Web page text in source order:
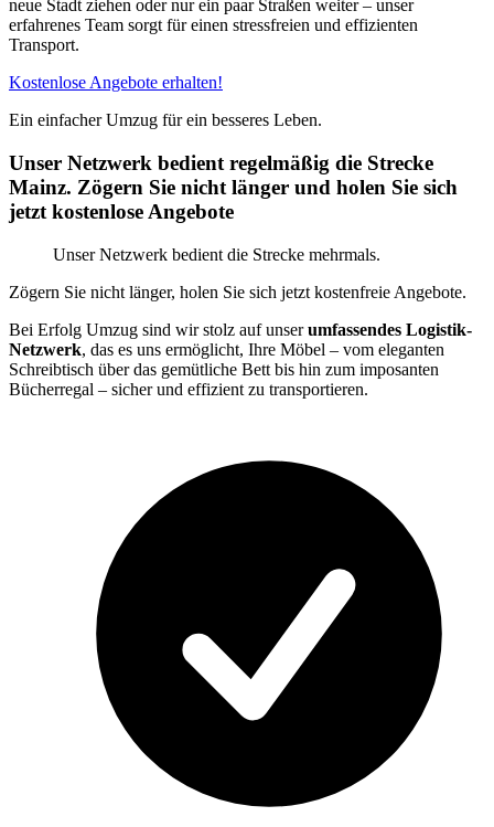
neue Stadt ziehen oder nur ein paar Straßen weiter – unser
erfahrenes Team sorgt für einen stressfreien und effizienten
Transport.
Kostenlose Angebote erhalten!
Ein einfacher Umzug für ein besseres Leben.
Unser Netzwerk bedient regelmäßig die Strecke
Mainz. Zögern Sie nicht länger und holen Sie sich
jetzt kostenlose Angebote
Unser Netzwerk bedient die Strecke mehrmals.
Zögern Sie nicht länger, holen Sie sich jetzt kostenfreie Angebote.
Bei Erfolg Umzug sind wir stolz auf unserumfassendes Logistik-
Netzwerk, das es uns ermöglicht, Ihre Möbel – vom eleganten
Schreibtisch über das gemütliche Bett bis hin zum imposanten
Bücherregal – sicher und effizient zu transportieren.